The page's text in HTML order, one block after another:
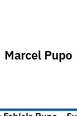
Marcel Pupo